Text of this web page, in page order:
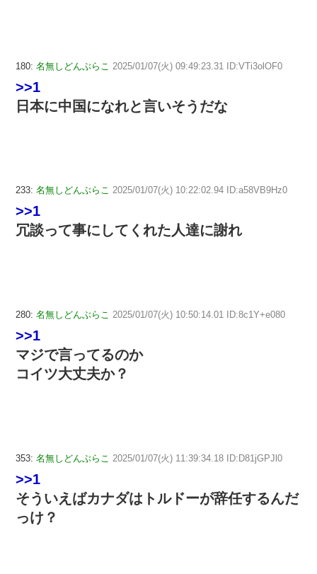
180: 名無しどんぶらこ 2025/01/07(火) 09:49:23.31 ID:VTi3olOF0
>>1
日本に中国になれと言いそうだな
233: 名無しどんぶらこ 2025/01/07(火) 10:22:02.94 ID:a58VB9Hz0
>>1
冗談って事にしてくれた人達に謝れ
280: 名無しどんぶらこ 2025/01/07(火) 10:50:14.01 ID:8c1Y+e080
>>1
マジで言ってるのか
コイツ大丈夫か？
353: 名無しどんぶらこ 2025/01/07(火) 11:39:34.18 ID:D81jGPJl0
>>1
そういえばカナダはトルドーが辞任するんだ
っけ？